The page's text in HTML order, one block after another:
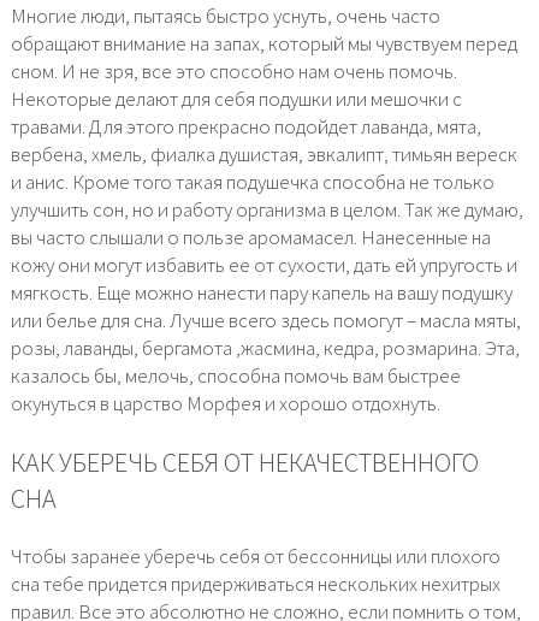
Многие люди, пытаясь быстро уснуть, очень часто
обращают внимание на запах, который мы чувствуем перед
сном. И не зря, все это способно нам очень помочь.
Некоторые делают для себя подушки или мешочки с
травами. Для этого прекрасно подойдет лаванда, мята,
вербена, хмель, фиалка душистая, эвкалипт, тимьян вереск
и анис. Кроме того такая подушечка способна не только
улучшить сон, но и работу организма в целом. Так же думаю,
вы часто слышали о пользе аромамасел. Нанесенные на
кожу они могут избавить ее от сухости, дать ей упругость и
мягкость. Еще можно нанести пару капель на вашу подушку
или белье для сна. Лучше всего здесь помогут – масла мяты,
розы, лаванды, бергамота ,жасмина, кедра, розмарина. Эта,
казалось бы, мелочь, способна помочь вам быстрее
окунуться в царство Морфея и хорошо отдохнуть.
КАК УБЕРЕЧЬ СЕБЯ ОТ НЕКАЧЕСТВЕННОГО
СНА
Чтобы заранее уберечь себя от бессонницы или плохого
сна тебе придется придерживаться нескольких нехитрых
правил. Все это абсолютно не сложно, если помнить о том,